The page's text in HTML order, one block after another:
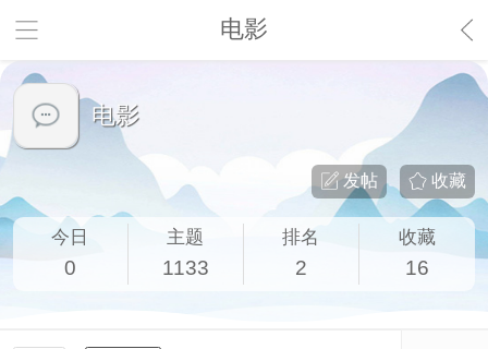
电影
电影
收藏
发帖
今日
0
主题
1133
排名
2
收藏
16